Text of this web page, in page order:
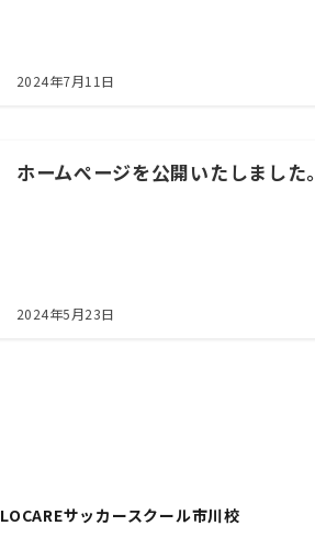
2024年7月11日
ホームぺージを公開いたしました。
2024年5月23日
LOCAREサッカースクール市川校